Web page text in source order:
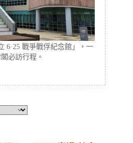
6·25 戰爭戰俘紀念館」，一
必訪行程。